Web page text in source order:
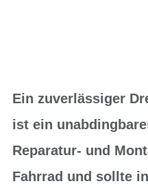
Ein zuverlässiger
ist ein
Reparatur- und
Fahrrad und sollte